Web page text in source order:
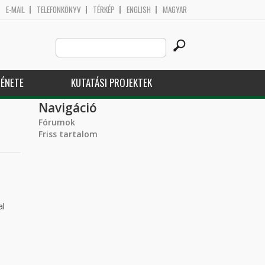
E-MAIL TELEFONKÖNYV TÉRKÉP ENGLISH MAGYAR
Search
this
site
KUTATÁSI PROJEKTEK
Navigáció
Fórumok
Friss tartalom